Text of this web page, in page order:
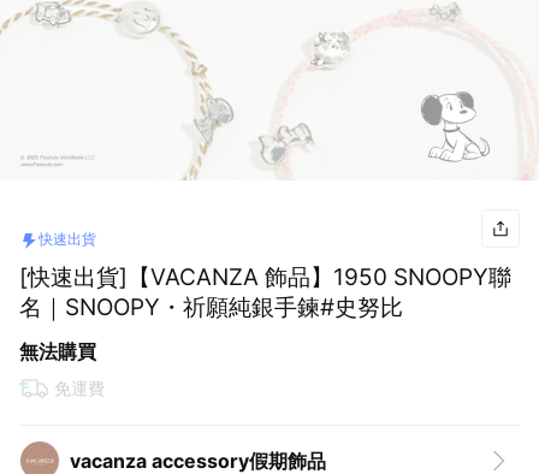
快速出貨
[快速出貨]【VACANZA 飾品】1950 SNOOPY聯
名｜SNOOPY・祈願純銀手鍊#史努比
無法購買
免運費
vacanza accessory假期飾品